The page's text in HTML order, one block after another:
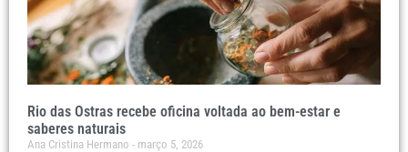
Rio das Ostras recebe oficina voltada ao bem-estar e
saberes naturais
Ana Cristina Hermano março 5, 2026